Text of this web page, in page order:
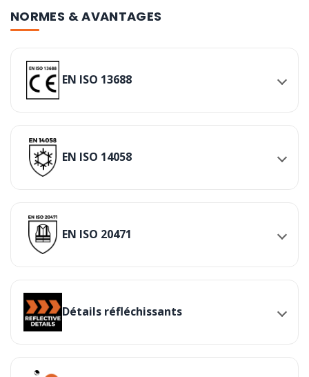
NORMES & AVANTAGES
EN ISO 13688
EN ISO 14058
EN ISO 20471
Détails réfléchissants